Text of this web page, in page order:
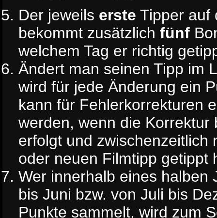
Der jeweils erste Tipper auf
bekommt zusätzlich fünf
welchem Tag er richtig
Ändert man seinen Tipp im
wird für jede Änderung ein
kann für Fehlerkorrekturen
werden, wenn die Korrektur
erfolgt und zwischenzeitlich
oder neuen Filmtipp getippt
Wer innerhalb eines halben
bis Juni bzw. von Juli bis
Punkte sammelt, wird zum